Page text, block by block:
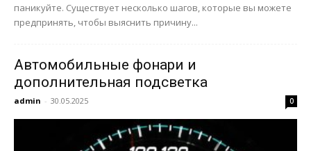
паникуйте. Существует несколько шагов, которые вы можете
предпринять, чтобы выяснить причину...
Автомобильные фонари и
дополнительная подсветка
admin - 30.05.2025 0